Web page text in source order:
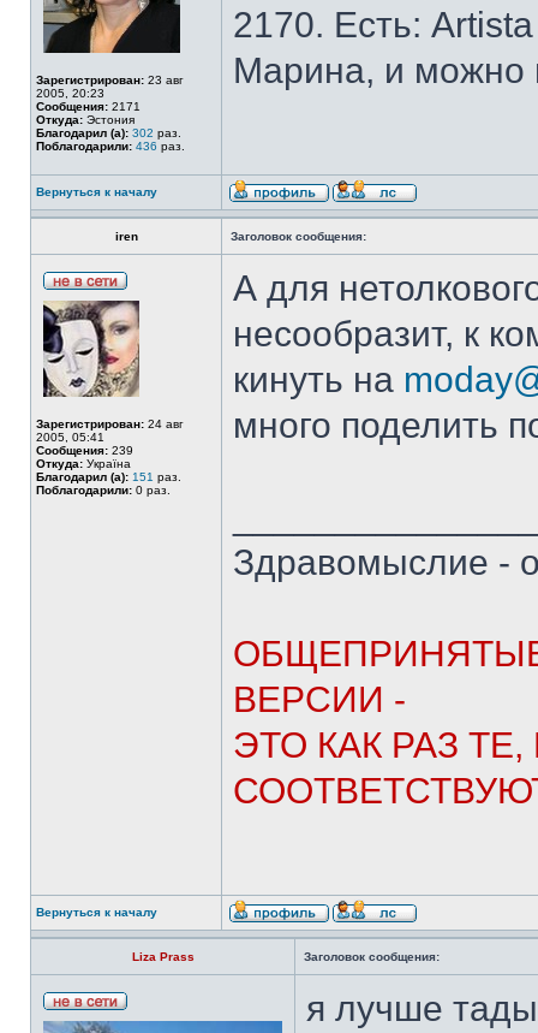
Зарегистрирован: 23 авг
2005, 20:23
Сообщения: 2171
Откуда: Эстония
Благодарил (а): 302 раз.
Поблагодарили: 436 раз.
2170. Есть:
Марина, и можно
Вернуться к началу
iren Заголовок сообщения:
Зарегистрирован: 24 авг
2005, 05:41
Сообщения: 239
Откуда: Україна
Благодарил (а): 151 раз.
Поблагодарили: 0 раз.
А для
несообразит, к
кинуть на
много поделить
Здравомыслие -
ВЕРСИИ -
ЭТО КАК РАЗ
Вернуться к началу
Liza Prass Заголовок сообщения:
я лучше тады